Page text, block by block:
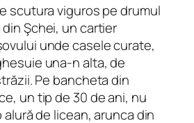
scutura viguros pe drumul
Şchei, un cartier
unde casele curate,
una‑n alta, de
Pe bancheta din
un tip de 30 de ani, nu
de licean, arunca din